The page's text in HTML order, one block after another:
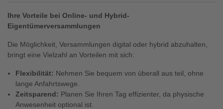
Ihre Vorteile bei Online- und Hybrid-
Eigentümerversammlungen
Die Möglichkeit, Versammlungen digital oder hybrid abzuhalten,
bringt eine Vielzahl an Vorteilen mit sich:
Flexibilität: Nehmen Sie bequem von überall aus teil, ohne
lange Anfahrtswege.
Zeitsparend: Planen Sie Ihren Tag effizienter, da physische
Anwesenheit optional ist.